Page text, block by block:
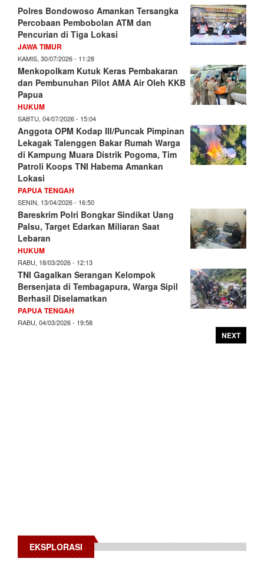
Polres Bondowoso Amankan Tersangka
Percobaan Pembobolan ATM dan
Pencurian di Tiga Lokasi
JAWA TIMUR
KAMIS, 30/07/2026 - 11:28
Menkopolkam Kutuk Keras Pembakaran
dan Pembunuhan Pilot AMA Air Oleh KKB
Papua
HUKUM
SABTU, 04/07/2026 - 15:04
Anggota OPM Kodap III/Puncak Pimpinan
Lekagak Talenggen Bakar Rumah Warga
di Kampung Muara Distrik Pogoma, Tim
Patroli Koops TNI Habema Amankan
Lokasi
PAPUA TENGAH
SENIN, 13/04/2026 - 16:50
Bareskrim Polri Bongkar Sindikat Uang
Palsu, Target Edarkan Miliaran Saat
Lebaran
HUKUM
RABU, 18/03/2026 - 12:13
TNI Gagalkan Serangan Kelompok
Bersenjata di Tembagapura, Warga Sipil
Berhasil Diselamatkan
PAPUA TENGAH
RABU, 04/03/2026 - 19:58
NEXT
EKSPLORASI